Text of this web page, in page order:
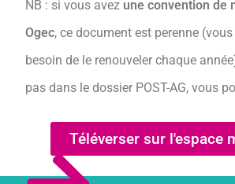
NB : si vous avez une convention de
Ogec, ce document est perenne (vous
besoin de le renouveler chaque
pas dans le dossier POST-AG, vous
Téléverser sur l'espace